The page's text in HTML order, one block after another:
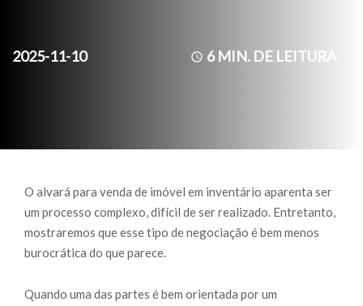
2025-11-10 6MIN. DE LEITURA
O alvará para venda de imóvel em inventário aparenta ser
um processo complexo, difícil de ser realizado. Entretanto,
mostraremos que esse tipo de negociação é bem menos
burocrática do que parece.
Quando uma das partes é bem orientada por um